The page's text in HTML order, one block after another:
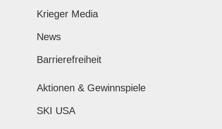
Krieger Media
News
Barrierefreiheit
Aktionen & Gewinnspiele
SKI USA